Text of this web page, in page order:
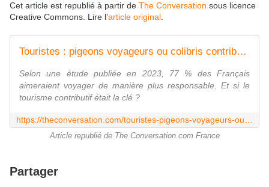
Cet article est republié à partir de The Conversation sous licence
Creative Commons. Lire l’article original.
Touristes : pigeons voyageurs ou colibris contributeurs ?
Selon une étude publiée en 2023, 77 % des Français
aimeraient voyager de manière plus responsable. Et si le
tourisme contributif était la clé ?
https://theconversation.com/touristes-pigeons-voyageurs-ou-colibris-contributeurs-242846
Article republié de The Conversation.com France
Partager